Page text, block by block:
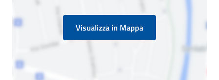
Visualizza in Mappa